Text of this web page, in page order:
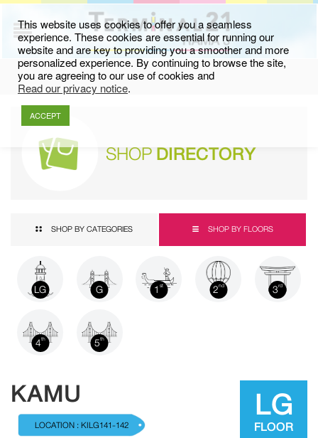
SHOPDIRECTORY
SHOP BY CATEGORIES SHOP BY FLOORS
LG G 1st 2nd 3rd
4th 5th
LG
FLOOR
KAMU
LOCATION : KILG141-142
This website uses cookies to offer you a seamless
experience. These cookies are essential for running our
website and are key to providing you a smoother and more
personalized experience. By continuing to browse the site,
you are agreeing to our use of cookies and
Read our privacy notice.
ACCEPT